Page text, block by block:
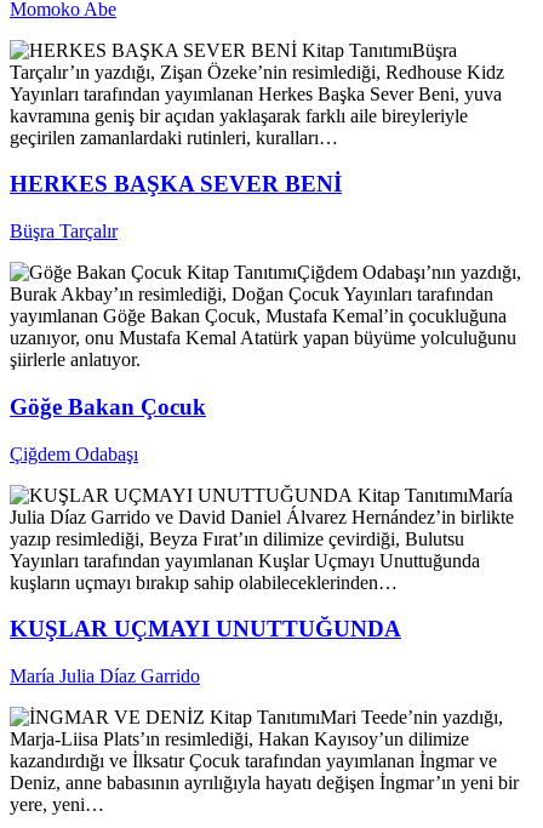
Momoko Abe
Kitap TanıtımıBüşra
Tarçalır’ın yazdığı, Zişan Özeke’nin resimlediği, Redhouse Kidz
Yayınları tarafından yayımlanan Herkes Başka Sever Beni, yuva
kavramına geniş bir açıdan yaklaşarak farklı aile bireyleriyle
geçirilen zamanlardaki rutinleri, kuralları…
HERKES BAŞKA SEVER BENİ
Büşra Tarçalır
Kitap TanıtımıÇiğdem Odabaşı’nın yazdığı,
Burak Akbay’ın resimlediği, Doğan Çocuk Yayınları tarafından
yayımlanan Göğe Bakan Çocuk, Mustafa Kemal’in çocukluğuna
uzanıyor, onu Mustafa Kemal Atatürk yapan büyüme yolculuğunu
şiirlerle anlatıyor.
Göğe Bakan Çocuk
Çiğdem Odabaşı
Kitap TanıtımıMaría
Julia Díaz Garrido ve David Daniel Álvarez Hernández’in birlikte
yazıp resimlediği, Beyza Fırat’ın dilimize çevirdiği, Bulutsu
Yayınları tarafından yayımlanan Kuşlar Uçmayı Unuttuğunda
kuşların uçmayı bırakıp sahip olabileceklerinden…
KUŞLAR UÇMAYI UNUTTUĞUNDA
María Julia Díaz Garrido
Kitap TanıtımıMari Teede’nin yazdığı,
Marja-Liisa Plats’ın resimlediği, Hakan Kayısoy’un dilimize
kazandırdığı ve İlksatır Çocuk tarafından yayımlanan İngmar ve
Deniz, anne babasının ayrılığıyla hayatı değişen İngmar’ın yeni bir
yere, yeni…